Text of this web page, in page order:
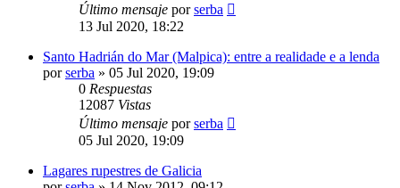
Último mensaje porserba
13 Jul 2020, 18:22
Santo Hadrián do Mar (Malpica): entre a realidade e a lenda
porserba » 05 Jul 2020, 19:09
0 Respuestas
12087 Vistas
Último mensaje porserba
05 Jul 2020, 19:09
Lagares rupestres de Galicia